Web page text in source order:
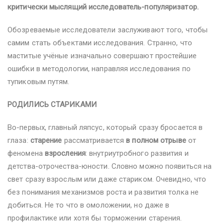
критически мыслящий исследователь-популяризатор.
Обозреваемые исследователи заслуживают того, чтобы
самим стать объектами исследования. Странно, что
маститые учёные изначально совершают простейшие
ошибки в методологии, направляя исследования по
тупиковым путям.
РОДИЛИСЬ СТАРИКАМИ
Во-первых, главный ляпсус, который сразу бросается в
глаза: старение рассматриваетсяв полном отрывеот
феномена взросления: внутриутробного развития и
детства-отрочества-юности. Словно можно появиться на
свет сразу взрослым или даже стариком. Очевидно, что
без понимания механизмов роста и развития толка не
добиться. Не то что в омоложении, но даже в
профилактике или хотя бы торможении старения.